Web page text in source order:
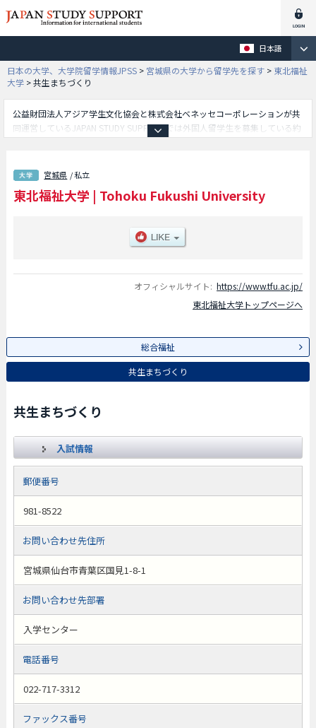
日本語
日本の大学、大学院留学情報JPSS > 宮城県の大学から留学先を探す > 東北福祉
大学 >共生まちづくり
公益財団法人アジア学生文化協会と株式会社ベネッセコーポレーションが共
同運営しているJAPAN STUDY SUPPORTでは外国人留学生を募集している約
共生まちづくり学部等、学部別情報や、募集定員や合格者数など入試情報、
施設案内、アクセスなど外国人留学生に必要な情報を掲載しているので是非
ご利用ください。
宮城県 / 私立
東北福祉大学 | Tohoku Fukushi University
オフィシャルサイト: https://www.tfu.ac.jp/
東北福祉大学トップページへ
総合福祉
共生まちづくり
共生まちづくり
入試情報
郵便番号
981-8522
お問い合わせ先住所
宮城県仙台市青葉区国見1-8-1
お問い合わせ先部署
入学センター
電話番号
022-717-3312
ファックス番号